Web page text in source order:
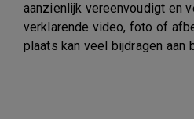
aanzienlijk vereenvoudigt en
verklarende video, foto of
plaats kan veel bijdragen aan